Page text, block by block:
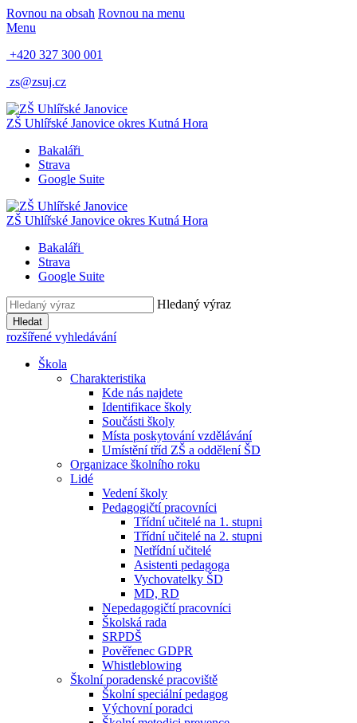
Rovnou na obsah Rovnou na menu
Menu
+420 327 300 001
zs@zsuj.cz
ZŠ Uhlířské Janovice okres Kutná Hora
Bakaláři
Strava
Google Suite
ZŠ Uhlířské Janovice okres Kutná Hora
Bakaláři
Strava
Google Suite
Hledaný výraz
Hledat
rozšířené vyhledávání
Škola
Charakteristika
Kde nás najdete
Identifikace školy
Součásti školy
Místa poskytování vzdělávání
Umístění tříd ZŠ a oddělení ŠD
Organizace školního roku
Lidé
Vedení školy
Pedagogičtí pracovníci
Třídní učitelé na 1. stupni
Třídní učitelé na 2. stupni
Netřídní učitelé
Asistenti pedagoga
Vychovatelky ŠD
MD, RD
Nepedagogičtí pracovníci
Školská rada
SRPDŠ
Pověřenec GDPR
Whistleblowing
Školní poradenské pracoviště
Školní speciální pedagog
Výchovní poradci